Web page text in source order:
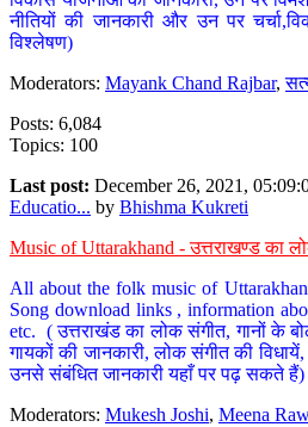
नीतियों की जानकारी और उन पर
विश्लेषण)
Moderators: Mayank Chand Rajbar,
Posts: 6,084
Topics: 100
Last post: December 26, 2021,
Educatio... by Bhishma Kukreti
Music of Uttarakhand - उत्तराखण्ड का
All about the folk music of
Song download links , information
etc. ( उत्तराखंड का लोक संगीत, गानों के
गायकों की जानकारी, लोक संगीत की
उनसे संबंधित जानकारी यहाँ पर पढ़ सकते हैं)
Moderators: Mukesh Joshi, Meena